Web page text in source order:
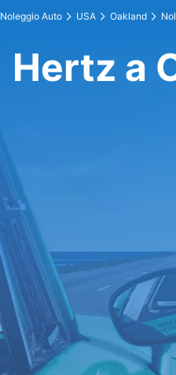
Noleggio Auto USA Oakland
Hertz a